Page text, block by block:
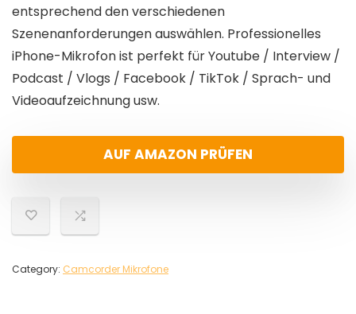
entsprechend den verschiedenen
Szenenanforderungen auswählen. Professionelles
iPhone-Mikrofon ist perfekt für Youtube / Interview /
Podcast / Vlogs / Facebook / TikTok / Sprach- und
Videoaufzeichnung usw.
AUF AMAZON PRÜFEN
Category: Camcorder Mikrofone